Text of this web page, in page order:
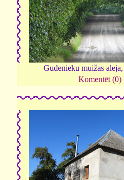
Gudenieku muižas
Komentēt (0)